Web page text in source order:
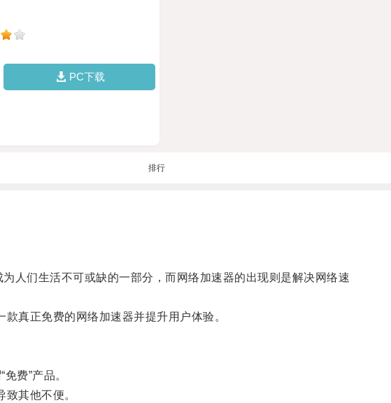
PC下载
排行
们生活不可或缺的一部分，而网络加速器的出现则是解决网络速
真正免费的网络加速器并提升用户体验。
费”产品。
其他不便。